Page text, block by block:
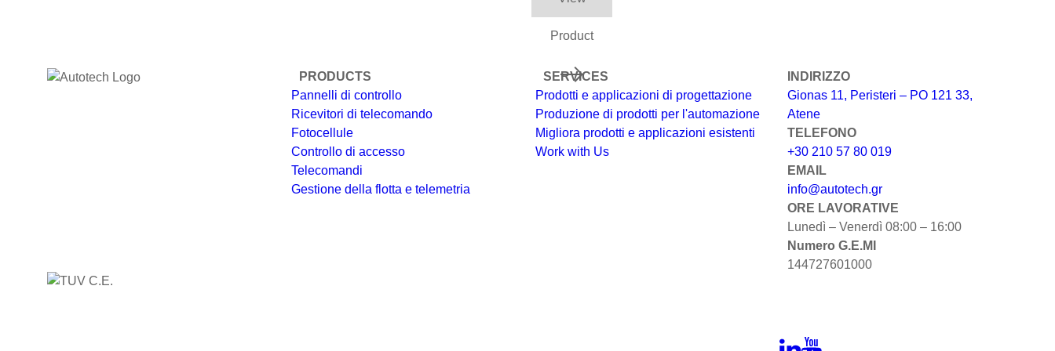
Product
PRODUCTS
Pannelli di controllo
Ricevitori di telecomando
Fotocellule
Controllo di accesso
Telecomandi
Gestione della flotta e telemetria
SERVICES
Prodotti e applicazioni di progettazione
Produzione di prodotti per l'automazione
Migliora prodotti e applicazioni esistenti
Work with Us
INDIRIZZO
Gionas 11, Peristeri – PO 121 33,
Atene
TELEFONO
+30 210 57 80 019
EMAIL
info@autotech.gr
ORE LAVORATIVE
Lunedì – Venerdì 08:00 – 16:00
Numero G.E.MI
144727601000